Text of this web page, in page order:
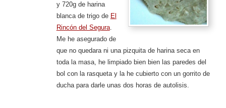
y 720g de harina
blanca de trigo de El
Rincón del Segura.
Me he asegurado de
que no quedara ni una pizquita de harina seca en
toda la masa, he limpiado bien bien las paredes del
bol con la rasqueta y la he cubierto con un gorrito de
ducha para darle unas dos horas de autolisis.